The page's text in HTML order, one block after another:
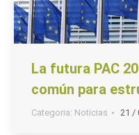
La futura PAC
común para
Categoria: Noticias 21 /